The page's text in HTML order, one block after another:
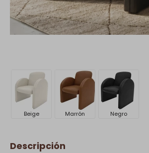
Beige Marrón Negro
Descripción